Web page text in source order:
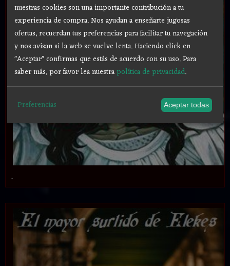
.
nuestras cookies son una importante contribución a tu
experiencia de compra. Nos ayudan a enseñarte jugosas
ofertas, recuerdan tus preferencias para facilitar tu navegación
y nos avisan si la web se vuelve lenta. Haciendo click en
"Aceptar" confirmas que estás de acuerdo con su uso.Para
saber más, por favor lea nuestrapolítica de privacidad.
Preferencias Aceptar todas